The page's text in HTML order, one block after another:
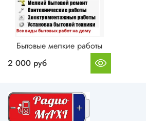
Бытовые мелкие работы
2 000 руб